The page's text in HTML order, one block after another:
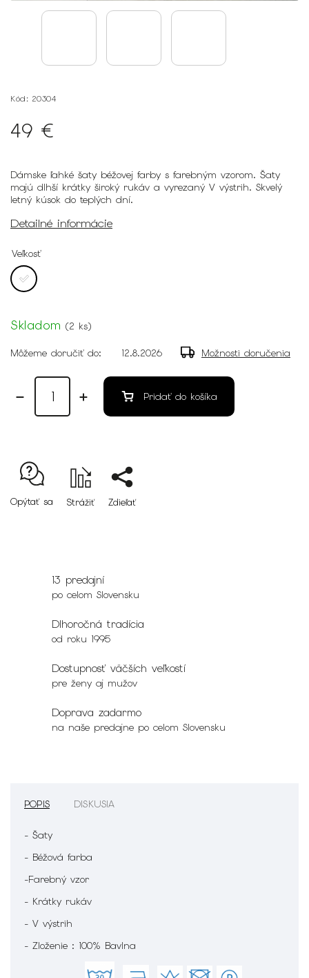
Kód: 20304
49 €
Dámske ľahké šaty béžovej farby s farebným vzorom. Šaty
majú dlhší krátky široký rukáv a vyrezaný V výstrih. Skvelý
letný kúsok do teplých dní.
Detailné informácie
Veľkosť
Skladom (2 ks)
Môžeme doručiť do: 12.8.2026 Možnosti doručenia
Pridať do košíka
Opýtať sa Strážiť Zdieľať
13 predajní
po celom Slovensku
Dlhoročná tradícia
od roku 1995
Dostupnosť väčších veľkostí
pre ženy aj mužov
Doprava zadarmo
na naše predajne po celom Slovensku
POPIS DISKUSIA
- Šaty
- Béžová farba
-Farebný vzor
- Krátky rukáv
- V výstrih
- Zloženie : 100% Bavlna